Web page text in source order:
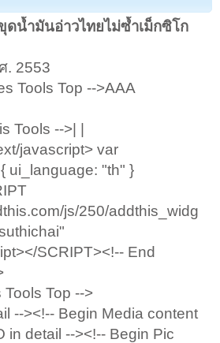
ดน้ำมันอ่าวไทยไม่ซ้ำเม็กซิโก
. 2553
Tools Top -->AAA
Tools -->| |
javascript> var
ui_language: "th" }
js/250/addthis_widg
SCRIPT><!-- End
Top -->
--><!-- Begin Media content
in detail --><!-- Begin Pic